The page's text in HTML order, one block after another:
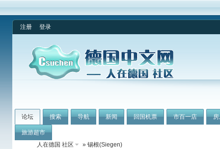
注册 登录
论坛 搜索 导航 新闻 回国机票 市百一店
旅游超市
人在德国 社区
» 锡根(Siegen)